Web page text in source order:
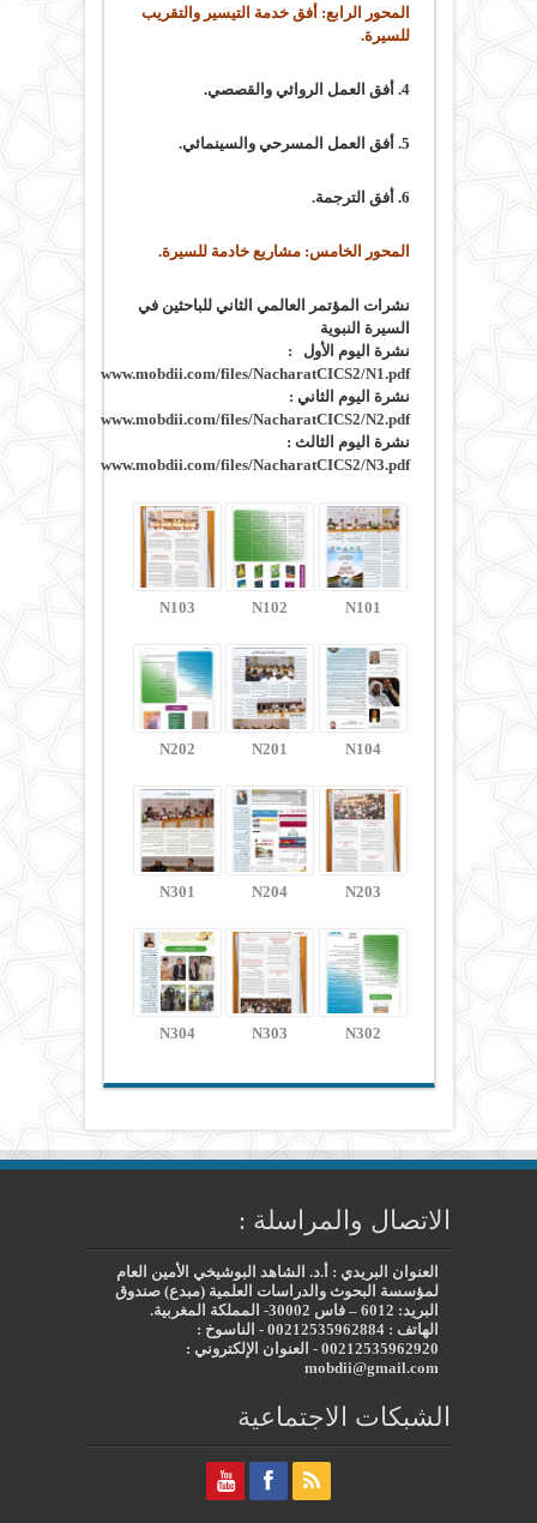
المحور الرابع: أفق خدمة التيسير والتقريب
للسيرة.
4. أفق العمل الروائي والقصصي.
5. أفق العمل المسرحي والسينمائي.
6. أفق الترجمة.
المحور الخامس: مشاريع خادمة للسيرة.
نشرات المؤتمر العالمي الثاني للباحثين في
السيرة النبوية
نشرة اليوم الأول :
www.mobdii.com/files/NacharatCICS2/N1.pdf
نشرة اليوم الثاني :
www.mobdii.com/files/NacharatCICS2/N2.pdf
نشرة اليوم الثالث :
www.mobdii.com/files/NacharatCICS2/N3.pdf
N101
N102
N103
N104
N201
N202
N203
N204
N301
N302
N303
N304
الاتصال والمراسلة :
العنوان البريدي : أ.د. الشاهد البوشيخي الأمين العام
لمؤسسة البحوث والدراسات العلمية (مبدع) صندوق
البريد: 6012 – فاس 30002- المملكة المغربية.
الهاتف : 00212535962884 - الناسوخ :
00212535962920 - العنوان الإلكتروني :
mobdii@gmail.com
الشبكات الاجتماعية